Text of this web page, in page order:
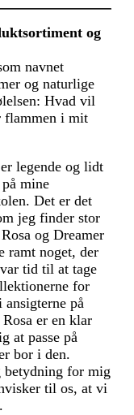
og
navnet
og naturlige
Hvad vil
flammen i mit
legende og lidt
mine
Det er det
jeg finder stor
og Dreamer
ramt noget, der
tid til at tage
for
ansigterne på
er en klar
at passe på
bor i den.
betydning for mig
til os, at vi